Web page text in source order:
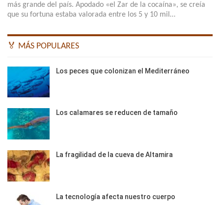
más grande del país. Apodado «el Zar de la cocaína», se creía
que su fortuna estaba valorada entre los 5 y 10 mil…
🏅 MÁS POPULARES
Los peces que colonizan el Mediterráneo
Los calamares se reducen de tamaño
La fragilidad de la cueva de Altamira
La tecnología afecta nuestro cuerpo